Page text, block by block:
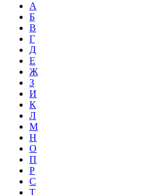
А
Б
В
Г
Д
Е
Ж
З
И
К
Л
М
Н
О
П
Р
С
Т